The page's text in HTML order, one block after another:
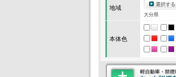
地域
選択する
大分県
本体色